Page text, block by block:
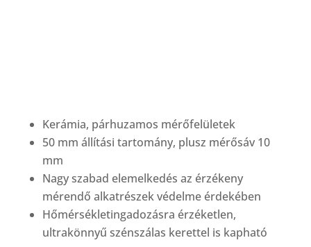
Kerámia, párhuzamos mérőfelületek
50 mm állítási tartomány, plusz mérősáv 10
mm
Nagy szabad elemelkedés az érzékeny
mérendő alkatrészek védelme érdekében
Hőmérsékletingadozásra érzéketlen,
ultrakönnyű szénszálas kerettel is kapható